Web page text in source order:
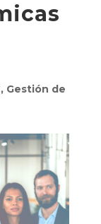
, Gestión de